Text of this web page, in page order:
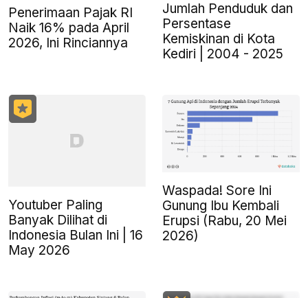
Penerimaan Pajak RI
Naik 16% pada April
2026, Ini Rinciannya
Jumlah Penduduk dan
Persentase
Kemiskinan di Kota
Kediri | 2004 - 2025
Youtuber Paling
Banyak Dilihat di
Indonesia Bulan Ini | 16
May 2026
Waspada! Sore Ini
Gunung Ibu Kembali
Erupsi (Rabu, 20 Mei
2026)